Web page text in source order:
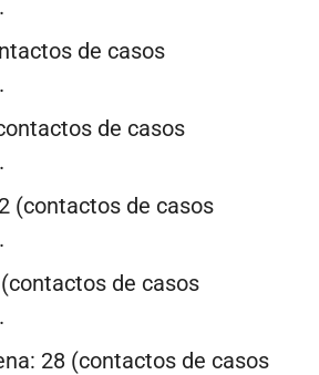
de casos
de casos
(contactos de casos
de casos
28 (contactos de casos